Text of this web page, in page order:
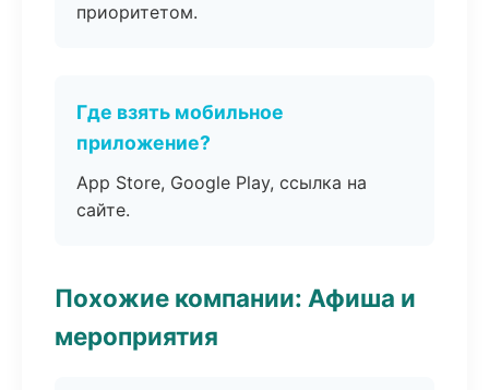
приоритетом.
Где взять мобильное
приложение?
App Store, Google Play, ссылка на
сайте.
Похожие компании: Афиша и
мероприятия